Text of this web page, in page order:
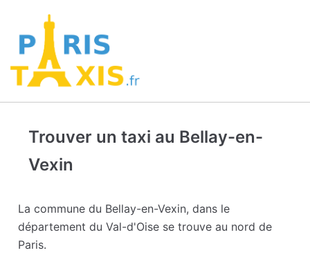
Trouver un taxi au Bellay-en-
Vexin
La commune du Bellay-en-Vexin, dans le
département du Val-d'Oise se trouve au nord de
Paris.